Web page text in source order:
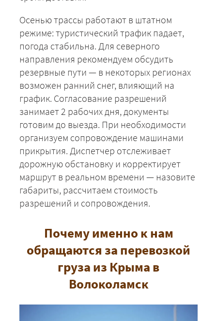
Осенью трассы работают в штатном
режиме: туристический трафик падает,
погода стабильна. Для северного
направления рекомендуем обсудить
резервные пути — в некоторых регионах
возможен ранний снег, влияющий на
график. Согласование разрешений
занимает 2 рабочих дня, документы
готовим до выезда. При необходимости
организуем сопровождение машинами
прикрытия. Диспетчер отслеживает
дорожную обстановку и корректирует
маршрут в реальном времени — назовите
габариты, рассчитаем стоимость
разрешений и сопровождения.
Почему именно к нам
обращаются за перевозкой
груза из Крыма в
Волоколамск
ЗАКАЗАТЬ